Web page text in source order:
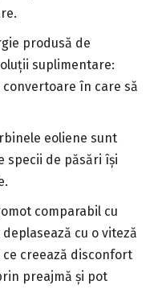
produsă de
suplimentare:
în care să
eoliene sunt
specii de păsări își
comparabil cu
cu o viteză
creează disconfort
preajmă și pot